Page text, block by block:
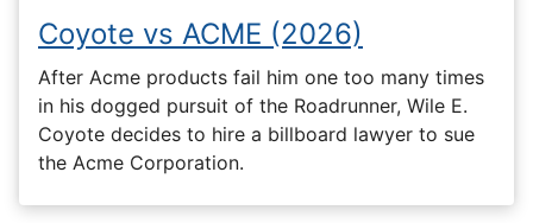
Coyote vs ACME (2026)
After Acme products fail him one too many times
in his dogged pursuit of the Roadrunner, Wile E.
Coyote decides to hire a billboard lawyer to sue
the Acme Corporation.